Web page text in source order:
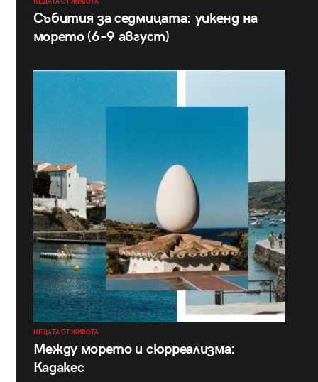
Събития за седмицата: уикенд на
морето (6–9 август)
НЕЩАТА ОТ ЖИВОТА
Между морето и сюрреализма:
Кадакес